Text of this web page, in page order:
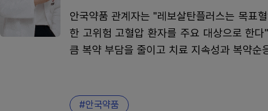
안국약품 관계자는 "레보살탄플러스는 목표
한 고위험 고혈압 환자를 주요 대상으로 한
큼 복약 부담을 줄이고 치료 지속성과 복약
안국약품